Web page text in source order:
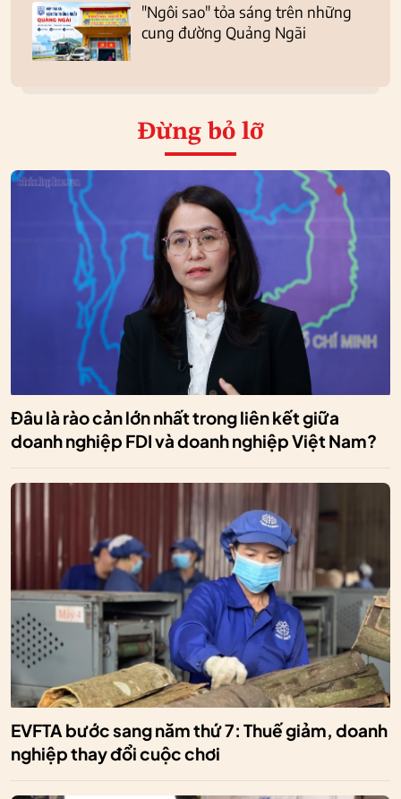
"Ngôi sao" tỏa sáng trên những
cung đường Quảng Ngãi
Đừng bỏ lỡ
Đâu là rào cản lớn nhất trong liên kết giữa
doanh nghiệp FDI và doanh nghiệp Việt Nam?
EVFTA bước sang năm thứ 7: Thuế giảm, doanh
nghiệp thay đổi cuộc chơi